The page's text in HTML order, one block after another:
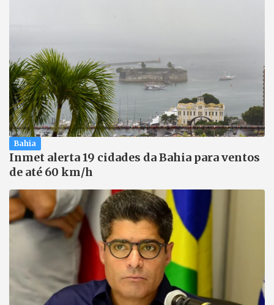
Bahia
Inmet alerta 19 cidades da Bahia para ventos
de até 60 km/h